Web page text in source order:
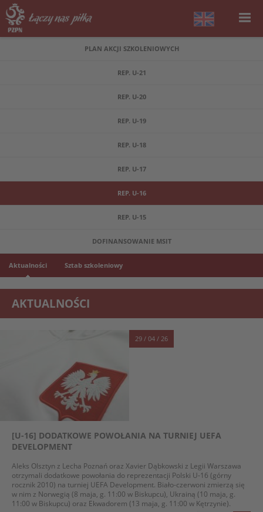
PLAN AKCJI SZKOLENIOWYCH
REP. U-21
REP. U-20
REP. U-19
REP. U-18
REP. U-17
REP. U-16
REP. U-15
DOFINANSOWANIE MSIT
Aktualności Sztab szkoleniowy
AKTUALNOŚCI
29 / 04 / 26
[U-16] DODATKOWE POWOŁANIA NA TURNIEJ UEFA
DEVELOPMENT
Aleks Olsztyn z Lecha Poznań oraz Xavier Dąbkowski z Legii Warszawa
otrzymali dodatkowe powołania do reprezentacji Polski U-16 (górny
rocznik 2010) na turniej UEFA Development. Biało-czerwoni zmierzą się
w nim z Norwegią (8 maja, g. 11:00 w Biskupcu), Ukrainą (10 maja, g.
11:00 w Biskupcu) oraz Ekwadorem (13 maja, g. 11:00 w Kętrzynie).